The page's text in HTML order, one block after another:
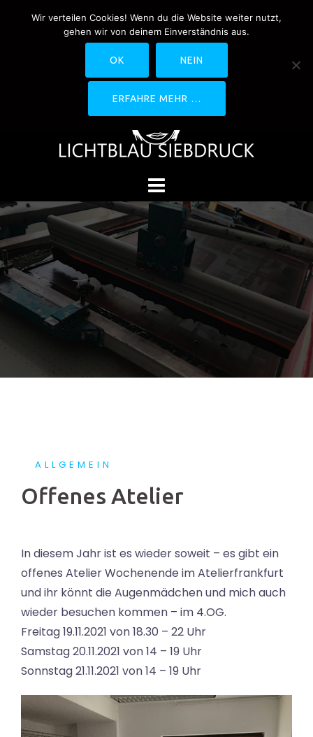
0170-4800361
drucken@lichtblau-
siebdruck.de
Schwedlerstraße 1 - 5 60314
ALLGEMEIN
Offenes Atelier
In diesem Jahr ist es wieder soweit – es gibt ein
offenes Atelier Wochenende im Atelierfrankfurt
und ihr könnt die Augenmädchen und mich auch
wieder besuchen kommen – im 4.OG.
Freitag 19.11.2021 von 18.30 – 22 Uhr
Samstag 20.11.2021 von 14 – 19 Uhr
Sonnstag 21.11.2021 von 14 – 19 Uhr
Wir verteilen Cookies! Wenn du die Website weiter nutzt,
gehen wir von deinem Einverständnis aus.
OK NEIN
ERFAHRE MEHR …